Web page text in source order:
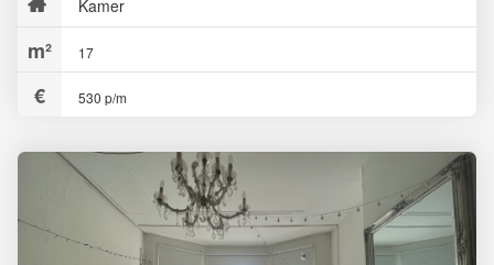
Kamer
17
530 p/m